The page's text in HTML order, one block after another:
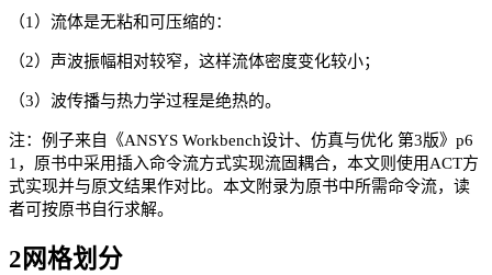
（1）流体是无粘和可压缩的：
（2）声波振幅相对较窄，这样流体密度变化较小；
（3）波传播与热力学过程是绝热的。
注：例子来自《ANSYS Workbench设计、仿真与优化 第3版》p6
1，原书中采用插入命令流方式实现流固耦合，本文则使用ACT方
式实现并与原文结果作对比。本文附录为原书中所需命令流，读
者可按原书自行求解。
2网格划分